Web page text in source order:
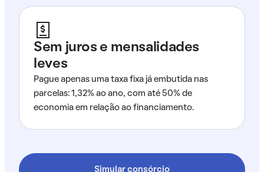
Sem juros e mensalidades
leves
Pague apenas uma taxa fixa já embutida nas
parcelas: 1,32% ao ano, com até 50% de
economia em relação ao financiamento.
Simular consórcio